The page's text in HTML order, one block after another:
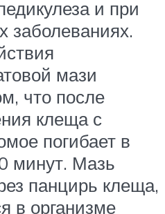
и при
заболеваниях.
мази
что после
клеща с
погибает в
минут. Мазь
панцирь клеща,
в организме